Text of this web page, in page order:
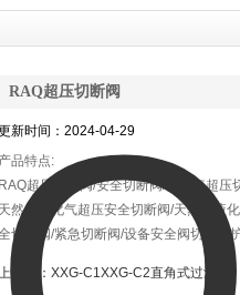
RAQ超压切断阀
新时间：2024-04-29
产品特点:
RAQ超压切断阀/安全切断阀/天然气超压
天然气液化气超压安全切断阀/天然气液
切断阀/紧急切断阀/设备安全阀切断保
监控压力，当系统压力高于或低于一定
，利用管网自身压力即可操纵，得以迅
一个： XXG-C1XXG-C2直角式过滤器